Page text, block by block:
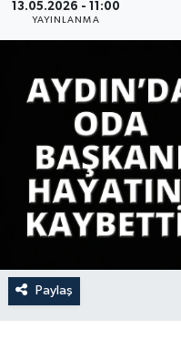
13.05.2026 - 11:00
YAYINLANMA
Paylaş
SPOR